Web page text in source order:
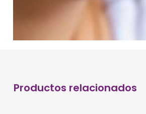
Productos relacionados